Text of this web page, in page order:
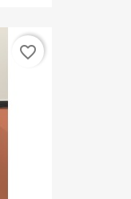
favorite_border